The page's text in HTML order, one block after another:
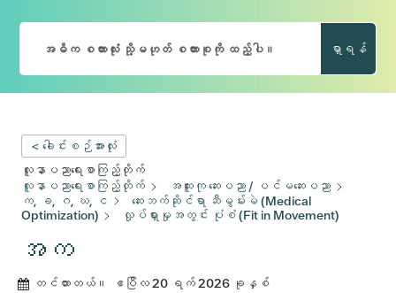
ရှာရန်
< ခေါင်းစဉ်အားလုံး
လူနာပညာရေးစာကြည့်တိုက်
လူနာပညာရေးစာကြည့်တိုက်
အထူးကု ဆေးပညာ / ပင်မဆေးပညာ
က, ခ, ဂ, ဃ, င
ဆေးဘက်ဆိုင်ရာ ဆီမွမ်းမဲ (Medical
Optimization)
လှုပ်ရှားမှုအတွင်း ပုံစံ (Fit in Movement)
အက
တင်ထားတယ်။
ဧပြီလ 20 ရက် 2026 ခုနှစ်